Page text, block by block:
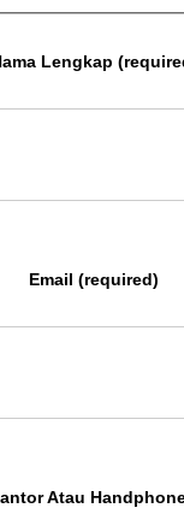
Lengkap
Email (required)
Atau